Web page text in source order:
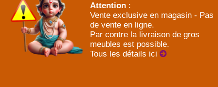
Attention :
Vente exclusive en magasin - Pas
de vente en ligne.
Par contre la livraison de gros
meubles est possible.
Tous les détails ici